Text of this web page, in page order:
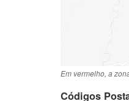
Em vermelho, a
Códigos